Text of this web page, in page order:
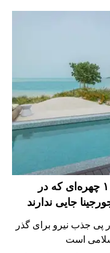
لیست ممنوعه کریستیانو؛ ۱۰ چهره‌ای که در
جایی ندارند
پی جذب نیرو برای گذر
است